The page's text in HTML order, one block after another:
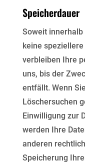
Speicherdauer
Soweit
keine
verbleiben Ihre
uns, bis der
entfällt. Wenn
Löschersuchen
Einwilligung zur
werden Ihre
anderen
Speicherung